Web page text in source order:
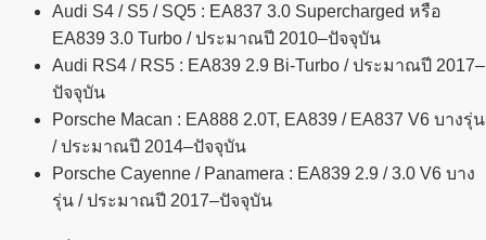
Audi S4 / S5 / SQ5 : EA837 3.0 Supercharged หรือ
EA839 3.0 Turbo / ประมาณปี 2010–ปัจจุบัน
Audi RS4 / RS5 : EA839 2.9 Bi-Turbo / ประมาณปี 2017–
ปัจจุบัน
Porsche Macan : EA888 2.0T, EA839 / EA837 V6 บางรุ่น
/ ประมาณปี 2014–ปัจจุบัน
Porsche Cayenne / Panamera : EA839 2.9 / 3.0 V6 บาง
รุ่น / ประมาณปี 2017–ปัจจุบัน